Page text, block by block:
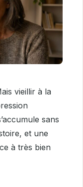
vieillir à la
sans
et une
à très bien